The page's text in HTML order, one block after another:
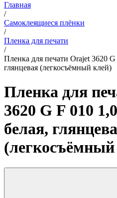
Главная
/
Самоклеящиеся плёнки
/
Пленка для печати
/
Пленка для печати Orajet 3620
глянцевая (легкосъёмный клей)
Пленка для
3620 G F 010
белая,